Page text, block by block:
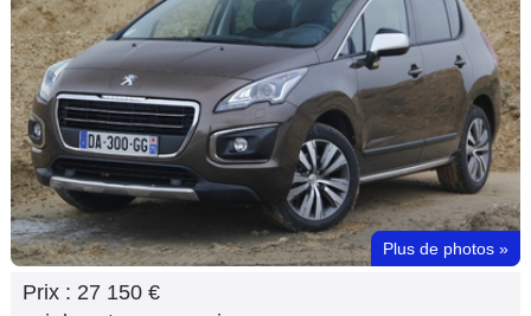
Utilitaires
Flottes
Auto
Services
Forum
Moto
Plus de photos »
Prix : 27 150 €